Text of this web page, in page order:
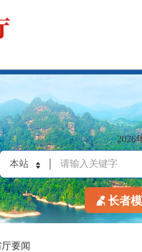
2026
长者
要闻